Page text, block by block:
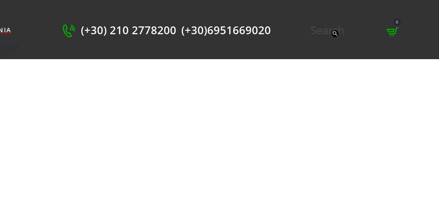
(+30) 210 2778200 (+30)6951669020
0
ΜΕ ΕΜΆΣ